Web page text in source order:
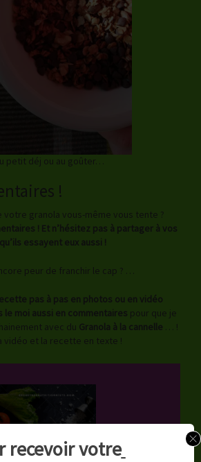
petit déj ou au goûter…
!
granola vous-même vous tente ?
! Et n’hésitez pas à partager à vos
essayent eux aussi !
peur de franchir le cap ? …
pas à pas en photos ou en vidéo
le moi aussi en commentaires pour que je
avec du Granola à la cannelle … !
vidéo et la recette en texte !
recevoir votre